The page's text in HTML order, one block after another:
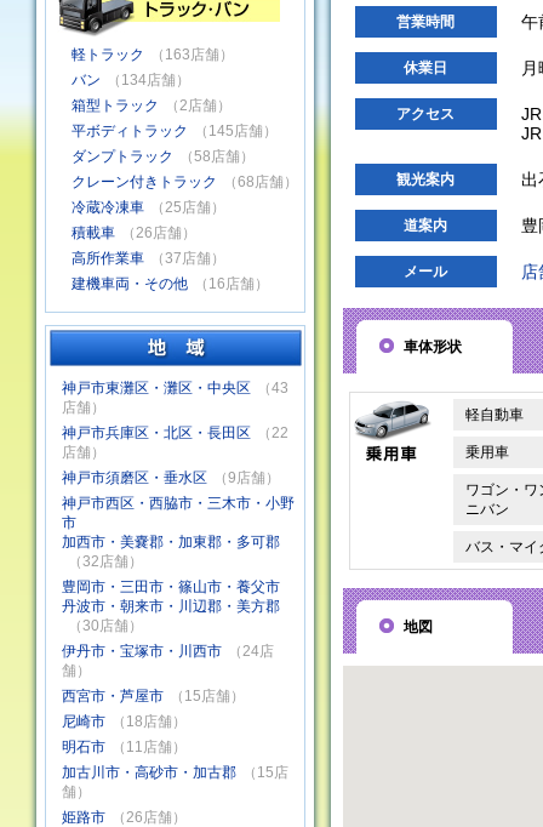
営業時間 午
休業日
アクセス
観光案内 出
道案内 豊
メール
車体形状
軽自動車
乗用車
ワゴン・ワ
ニバン
バス・マイ
地図
軽トラック
（163店舗）
バン
（134店舗）
箱型トラック
（2店舗）
平ボディトラック
（145店舗）
ダンプトラック
（58店舗）
クレーン付きトラック
（68店舗）
冷蔵冷凍車
（25店舗）
積載車
（26店舗）
高所作業車
（37店舗）
建機車両・その他
（16店舗）
神戸市東灘区・灘区・中央区
（43
店舗）
神戸市兵庫区・北区・長田区
（22
店舗）
神戸市須磨区・垂水区
（9店舗）
神戸市西区・西脇市・三木市・小野
市
加西市・美嚢郡・加東郡・多可郡
（32店舗）
豊岡市・三田市・篠山市・養父市
丹波市・朝来市・川辺郡・美方郡
（30店舗）
伊丹市・宝塚市・川西市
（24店
舗）
西宮市・芦屋市
（15店舗）
尼崎市
（18店舗）
明石市
（11店舗）
加古川市・高砂市・加古郡
（15店
舗）
姫路市
（26店舗）